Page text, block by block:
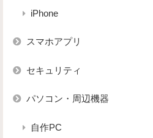
iPhone
スマホアプリ
セキュリティ
パソコン・周辺機器
自作PC